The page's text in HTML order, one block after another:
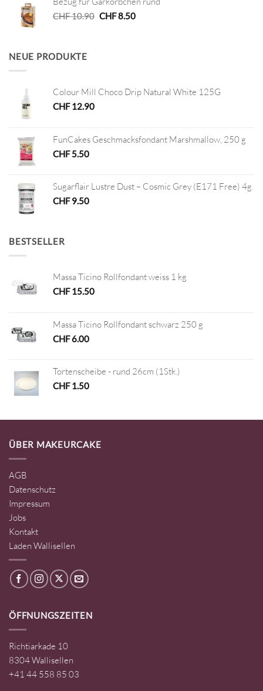
CHF 8.90CHF 4.45.
CHF10.90 Ursprünglicher
CHF8.50Aktueller
NEUE PRODUKTE
Colour Mill Choco Drip Natural White 125G
CHF12.90
FunCakes Geschmacksfondant Marshmallow, 250 g
CHF5.50
Sugarflair Lustre Dust – Cosmic Grey (E171 Free) 4g
CHF9.50
BESTSELLER
Massa Ticino Rollfondant weiss 1 kg
CHF15.50
Massa Ticino Rollfondant schwarz 250 g
CHF6.00
Tortenscheibe - rund 26cm (1Stk.)
CHF1.50
ÜBER MAKEURCAKE
AGB
Datenschutz
Impressum
Jobs
Kontakt
Laden Wallisellen
ÖFFNUNGSZEITEN
Richtiarkade 10
8304 Wallisellen
+41 44 558 85 03